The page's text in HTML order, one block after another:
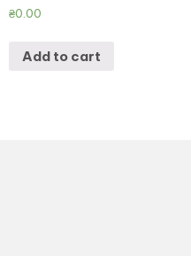
₴0.00
Add to cart